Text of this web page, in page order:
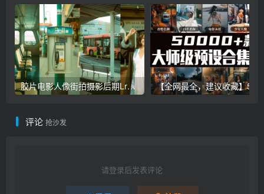
胶片电影人像街拍摄影后期Lr调色教程，手机滤镜PS+Lightroom预设下载！
评论 抢沙发
请登录后发表评论